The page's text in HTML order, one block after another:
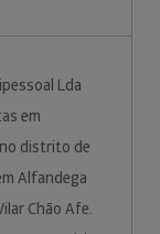
Lda
em
distrito de
Alfandega
Chão Afe.